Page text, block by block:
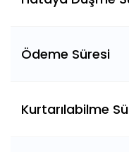
Ödeme Süresi
Kurtarılabilme